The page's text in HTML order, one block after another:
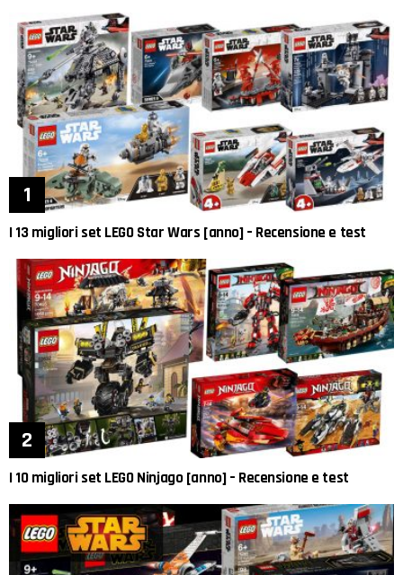
I 13 migliori set LEGO Star Wars [anno] – Recensione e test
I 10 migliori set LEGO Ninjago [anno] – Recensione e test